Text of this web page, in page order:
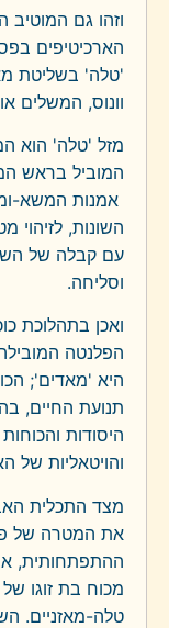
וזהו גם
הארכיטיפים
'טלה' בשליטת
וונוס, המשלים
מזל 'טלה' הוא
המוביל בראש
אמנות המשא-
השונות, לזיהוי
עם קבלה של
וסליחה.
ואכן בתהלוכת
הפלנטה
היא 'מאדים';
תנועת החיים,
היסודות
והויטאליות של
מצד התכלית
את המטרה של
ההתפתחותית,
מכוח בת זוגו
טלה-מאזניים.